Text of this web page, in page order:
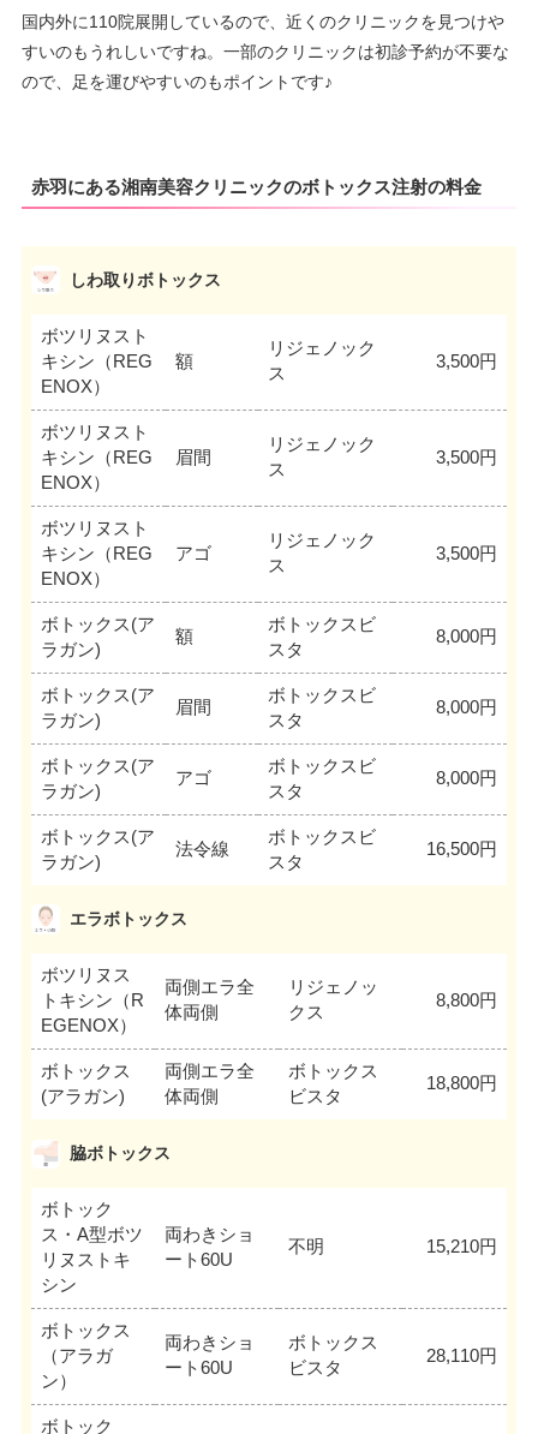
国内外に110院展開しているので、近くのクリニックを見つけや
すいのもうれしいですね。一部のクリニックは初診予約が不要な
ので、足を運びやすいのもポイントです♪
赤羽にある湘南美容クリニックのボトックス注射の料金
しわ取りボトックス
ボツリヌスト
キシン（REG
ENOX）
額
リジェノック
ス
3,500円
ボツリヌスト
キシン（REG
ENOX）
眉間
リジェノック
ス
3,500円
ボツリヌスト
キシン（REG
ENOX）
アゴ
リジェノック
ス
3,500円
ボトックス(ア
ラガン)
額
ボトックスビ
スタ
8,000円
ボトックス(ア
ラガン)
眉間
ボトックスビ
スタ
8,000円
ボトックス(ア
ラガン)
アゴ
ボトックスビ
スタ
8,000円
ボトックス(ア
ラガン)
法令線
ボトックスビ
スタ
16,500円
エラボトックス
ボツリヌス
トキシン（R
EGENOX）
両側エラ全
体両側
リジェノッ
クス
8,800円
ボトックス
(アラガン)
両側エラ全
体両側
ボトックス
ビスタ
18,800円
脇ボトックス
ボトック
ス・A型ボツ
リヌストキ
シン
両わきショ
ート60U
不明 15,210円
ボトックス
（アラガ
ン）
両わきショ
ート60U
ボトックス
ビスタ
28,110円
ボトック